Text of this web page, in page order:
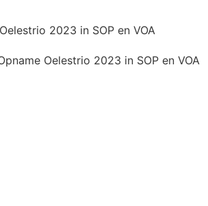
2023 in SOP en VOA
Oelestrio 2023 in SOP en VOA